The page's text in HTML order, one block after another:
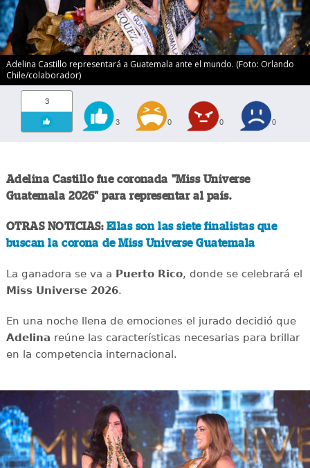
Adelina Castillo representará a Guatemala ante el mundo. (Foto: Orlando
Chile/colaborador)
3
3 0 0 0
Adelina Castillo fue coronada "Miss Universe
Guatemala 2026" para representar al país.
OTRAS NOTICIAS: Ellas son las siete finalistas que
buscan la corona de Miss Universe Guatemala
La ganadora se va a Puerto Rico, donde se celebrará el
Miss Universe 2026.
En una noche llena de emociones el jurado decidió que
Adelina reúne las características necesarias para brillar
en la competencia internacional.